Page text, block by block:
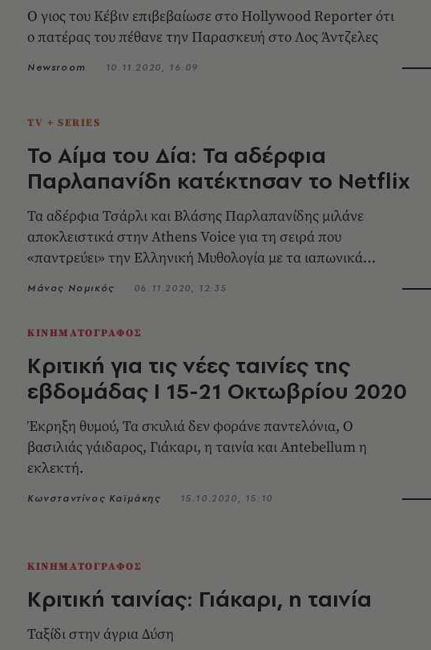
Ο γιος του Κέβιν επιβεβαίωσε στο Hollywood Reporter ότι
ο πατέρας του πέθανε την Παρασκευή στο Λος Άντζελες
Newsroom 10.11.2020, 16:09
TV + SERIES
Το Αίμα του Δία: Τα αδέρφια
Παρλαπανίδη κατέκτησαν το Netflix
Τα αδέρφια Τσάρλι και Βλάσης Παρλαπανίδης μιλάνε
αποκλειστικά στην Athens Voice για τη σειρά που
«παντρεύει» την Ελληνική Μυθολογία με τα ιαπωνικά
Μάνος Νομικός 06.11.2020, 12:35
ΚΙΝΗΜΑΤΟΓΡΑΦΟΣ
Κριτική για τις νέες ταινίες της
εβδομάδας Ι 15-21 Οκτωβρίου 2020
Έκρηξη θυμού, Τα σκυλιά δεν φοράνε παντελόνια, Ο
βασιλιάς γάιδαρος, Γιάκαρι, η ταινία και Antebellum η
εκλεκτή.
Κωνσταντίνος Καϊμάκης 15.10.2020, 15:10
ΚΙΝΗΜΑΤΟΓΡΑΦΟΣ
Κριτική ταινίας: Γιάκαρι, η ταινία
Ταξίδι στην άγρια Δύση